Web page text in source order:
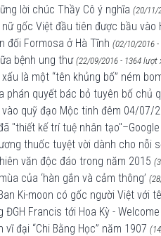
lời chúc Thầy Cô ý nghĩa (20/11/
gốc Việt đầu tiên được bầu vào
đối Formosa ở Hà Tĩnh (02/10/2016
bệnh ung thư (22/09/2016 - 1364 lượt
là một “tên khủng bố” ném
phán quyết bác bỏ tuyên bố
quỹ đạo Mộc tinh đêm 04/07/
"thiết kế trí tuệ nhân
thuốc tuyệt vời dành cho nỗi
văn độc đáo trong năm 2015
của ‘hàn gắn và cảm thông’
Ki-moon có gốc người Việt với
ĐGH Francis tới Hoa Kỳ -
vĩ đại “Chi Bằng Học” năm 1907